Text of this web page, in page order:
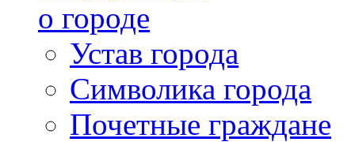
о городе
Устав города
Символика города
Почетные граждане